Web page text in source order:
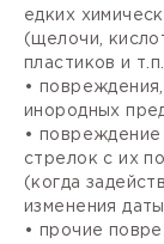
едких
(щелочи,
пластиков и
•
инородных
• повреждение
стрелок с их
(когда
изменения
• прочие